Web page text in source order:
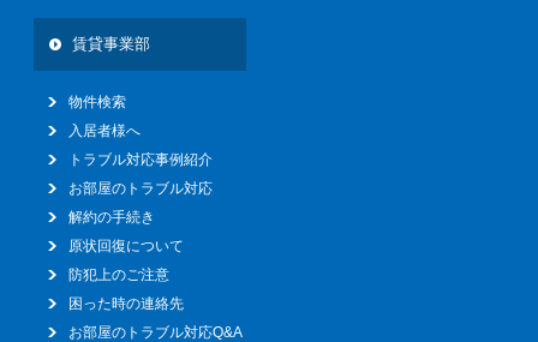
賃貸事業部
物件検索
入居者様へ
トラブル対応事例紹介
お部屋のトラブル対応
解約の手続き
原状回復について
防犯上のご注意
困った時の連絡先
お部屋のトラブル対応Q&A